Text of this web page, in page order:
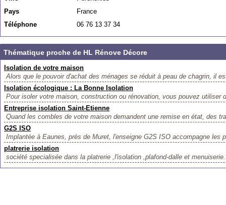
Pays
France
Téléphone
06 76 13 37 34
Thématique proche de HL Rénove Décore
Isolation de votre maison
Alors que le pouvoir d'achat des ménages se réduit à peau de chagrin, il
Isolation écologique : La Bonne Isolation
Pour isoler votre maison, construction ou rénovation, vous pouvez utiliser
Entreprise isolation Saint-Etienne
Quand les combles de votre maison demandent une remise en état, des
G2S ISO
Implantée à Eaunes, près de Muret, l'enseigne G2S ISO accompagne les
platrerie isolation
société specialisée dans la platrerie ,l'isolation ,plafond-dalle et